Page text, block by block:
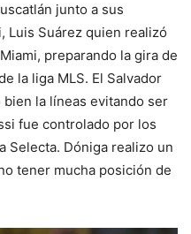
junto a sus
Luis Suárez quien realizó
preparando la gira de
la liga MLS. El Salvador
la líneas evitando ser
fue controlado por los
Selecta. Dóniga realizo un
tener mucha posición de